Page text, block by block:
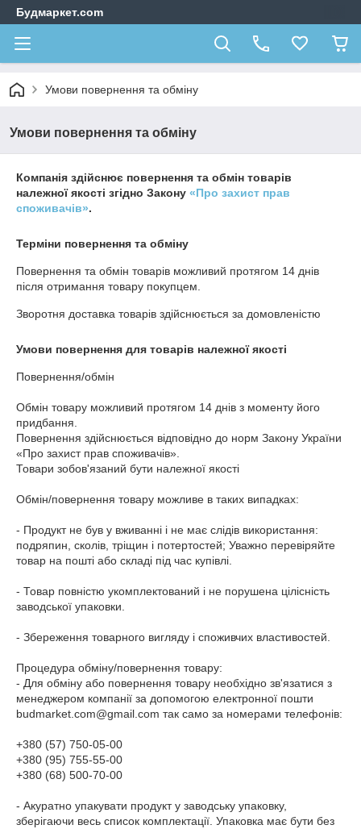
Будмаркет.com
Умови повернення та обміну
Умови повернення та обміну
Компанія здійснює повернення та обмін товарів
належної якості згідно Закону «Про захист прав
споживачів».
Терміни повернення та обміну
Повернення та обмін товарів можливий протягом 14 днів
після отримання товару покупцем.
Зворотня доставка товарів здійснюється за домовленістю
Умови повернення для товарів належної якості
Повернення/обмін
Обмін товару можливий протягом 14 днів з моменту його
придбання.
Повернення здійснюється відповідно до норм Закону України
«Про захист прав споживачів».
Товари зобов'язаний бути належної якості
Обмін/повернення товару можливе в таких випадках:
- Продукт не був у вживанні і не має слідів використання:
подряпин, сколів, тріщин і потертостей; Уважно перевіряйте
товар на пошті або складі під час купівлі.
- Товар повністю укомплектований і не порушена цілісність
заводської упаковки.
- Збереження товарного вигляду і споживчих властивостей.
Процедура обміну/повернення товару:
- Для обміну або повернення товару необхідно зв'язатися з
менеджером компанії за допомогою електронної пошти
budmarket.com@gmail.com так само за номерами телефонів:
+380 (57) 750-05-00
+380 (95) 755-55-00
+380 (68) 500-70-00
- Акуратно упакувати продукт у заводську упаковку,
зберігаючи весь список комплектації. Упаковка має бути без